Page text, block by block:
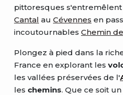
pittoresques
Cantal au Cévennes en
incoutournables Chemin
Plongez à pied dans la
France en explorant les
les vallées préservées de l'
les chemins. Que ce soit un